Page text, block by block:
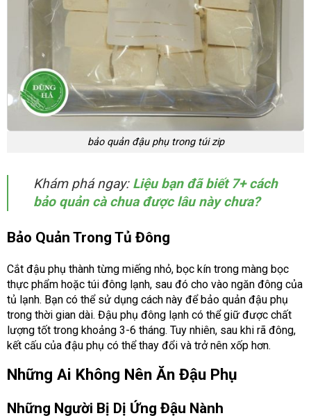
bảo quản đậu phụ trong túi zip
Khám phá ngay: Liệu bạn đã biết 7+ cách
bảo quản cà chua được lâu này chưa?
Bảo Quản Trong Tủ Đông
Cắt đậu phụ thành từng miếng nhỏ, bọc kín trong màng bọc
thực phẩm hoặc túi đông lạnh, sau đó cho vào ngăn đông của
tủ lạnh. Bạn có thể sử dụng cách này để bảo quản đậu phụ
trong thời gian dài. Đậu phụ đông lạnh có thể giữ được chất
lượng tốt trong khoảng 3-6 tháng. Tuy nhiên, sau khi rã đông,
kết cấu của đậu phụ có thể thay đổi và trở nên xốp hơn.
Những Ai Không Nên Ăn Đậu Phụ
Những Người Bị Dị Ứng Đậu Nành